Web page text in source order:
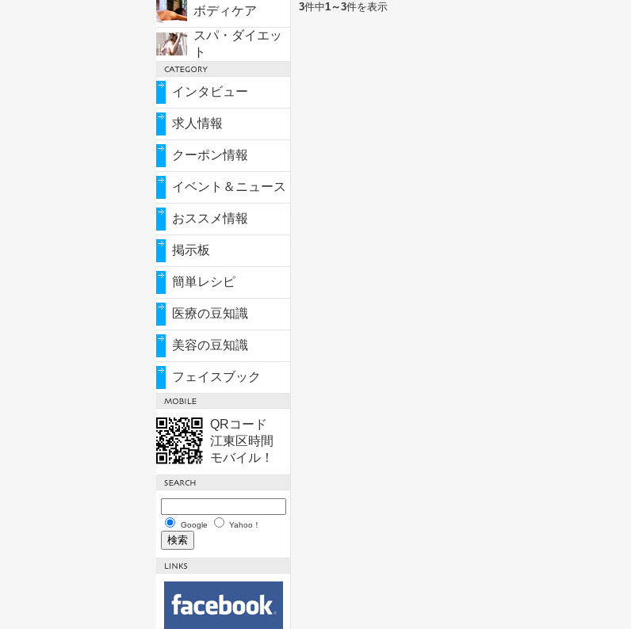
ボディケア
スパ・ダイエッ
ト
インタビュー
求人情報
クーポン情報
イベント＆ニュース
おススメ情報
掲示板
簡単レシピ
医療の豆知識
美容の豆知識
フェイスブック
QRコード
江東区時間
モバイル！
Google Yahoo！
3件中1～3件を表示